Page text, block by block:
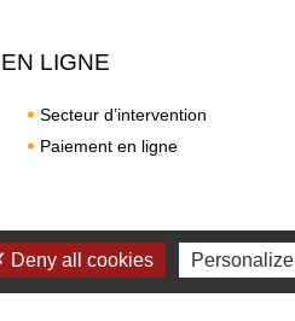
LIGNE
Secteur d’intervention
Paiement en ligne
Deny all cookies Personalize